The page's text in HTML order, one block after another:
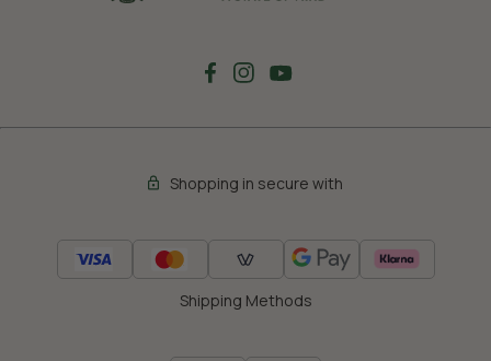
Shopping in secure with
Shipping Methods